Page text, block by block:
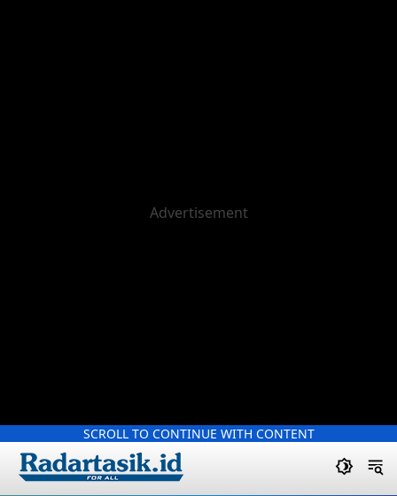
SCROLL TO CONTINUE WITH CONTENT